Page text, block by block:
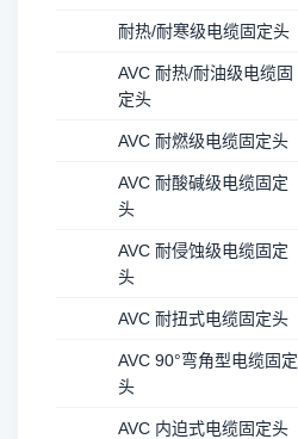
耐热/耐寒级电缆固定头
AVC 耐热/耐油级电缆固
定头
AVC 耐燃级电缆固定头
AVC 耐酸碱级电缆固定
头
AVC 耐侵蚀级电缆固定
头
AVC 耐扭式电缆固定头
AVC 90°弯角型电缆固定
头
AVC 内迫式电缆固定头